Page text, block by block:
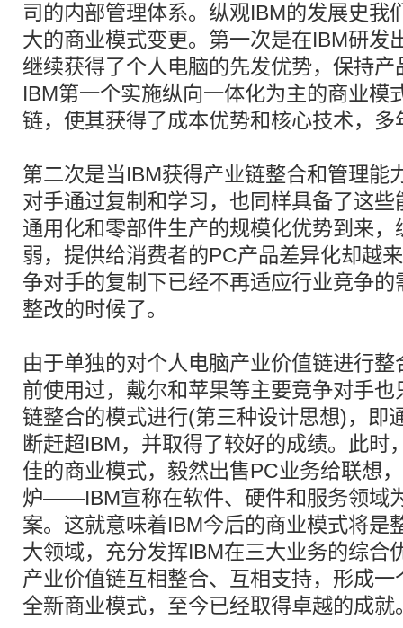
司的内部管理体系。纵观IBM的发展史我
大的商业模式变更。第一次是在IBM研发
继续获得了个人电脑的先发优势，保持
IBM第一个实施纵向一体化为主的商业模
链，使其获得了成本优势和核心技术，多
第二次是当IBM获得产业链整合和管理能
对手通过复制和学习，也同样具备了这
通用化和零部件生产的规模化优势到来
弱，提供给消费者的PC产品差异化却越
争对手的复制下已经不再适应行业竞争
整改的时候了。
由于单独的对个人电脑产业价值链进行
前使用过，戴尔和苹果等主要竞争对手
链整合的模式进行(第三种设计思想)，即
断赶超IBM，并取得了较好的成绩。此时
佳的商业模式，毅然出售PC业务给联想
炉——IBM宣称在软件、硬件和服务领域
案。这就意味着IBM今后的商业模式将是
大领域，充分发挥IBM在三大业务的综合
产业价值链互相整合、互相支持，形成
全新商业模式，至今已经取得卓越的成就